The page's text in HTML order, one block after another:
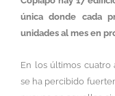
única donde cada
unidades al mes en
En los últimos cuatro
se ha percibido